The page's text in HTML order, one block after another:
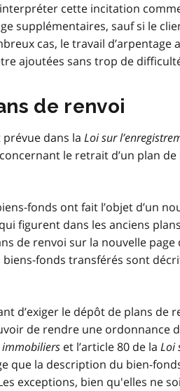
cette incitation
supplémentaires, sauf si le
cas, le travail d’arpentage
ajoutées sans trop de
de renvoi
dans la Loi sur
concernant le retrait d’un plan
fonds ont fait l’objet d’un
figurent dans les anciens
de renvoi sur la nouvelle
fonds transférés sont
d’exiger le dépôt de plans de
de rendre une ordonnance
immobiliers et l’article 80 de la Loi
que la description du bien-
exceptions, bien qu'elles ne